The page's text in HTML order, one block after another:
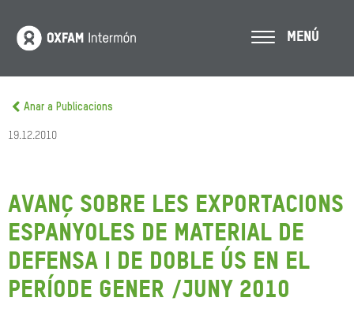
MENÚ
Anar a Publicacions
19.12.2010
Avanç sobre les exportacions
espanyoles de material de
defensa i de doble ús en el
període gener /juny 2010